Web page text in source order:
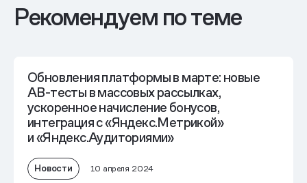
Рекомендуем по теме
Обновления платформы в марте: новые
AB-тесты в массовых рассылках,
ускоренное начисление бонусов,
интеграция с «Яндекс.Метрикой»
и «Яндекс.Аудиториями»
Новости 10 апреля 2024